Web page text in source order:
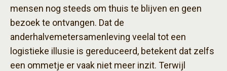
mensen nog steeds om thuis te blijven en geen
bezoek te ontvangen. Dat de
anderhalvemetersamenleving veelal tot een
logistieke illusie is gereduceerd, betekent dat zelfs
een ommetje er vaak niet meer inzit. Terwijl